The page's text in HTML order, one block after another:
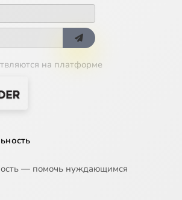
на платформе
— помочь нуждающимся